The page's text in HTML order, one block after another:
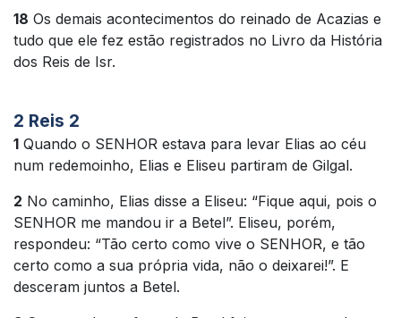
18 Os demais acontecimentos do reinado de Acazias e
tudo que ele fez estão registrados no Livro da História
dos Reis de Isr.
2 Reis 2
1 Quando o SENHOR estava para levar Elias ao céu
num redemoinho, Elias e Eliseu partiram de Gilgal.
2 No caminho, Elias disse a Eliseu: “Fique aqui, pois o
SENHOR me mandou ir a Betel”. Eliseu, porém,
respondeu: “Tão certo como vive o SENHOR, e tão
certo como a sua própria vida, não o deixarei!”. E
desceram juntos a Betel.